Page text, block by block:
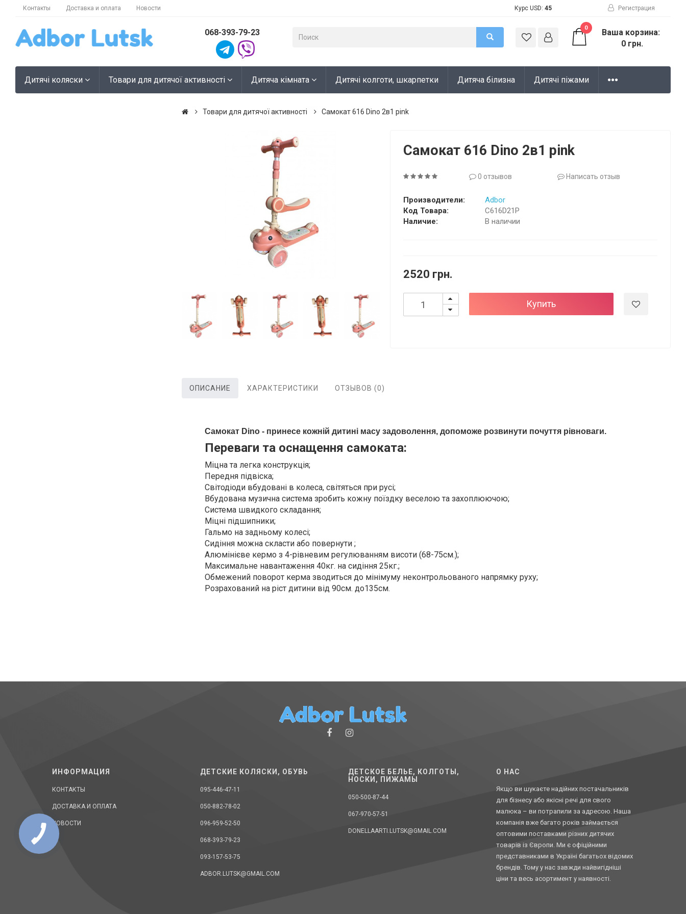
Контакты Доставка и оплата Новости Курс USD: 45 Регистрация
068-393-79-23 0
Ваша корзина:
0 грн.
Дитячі коляски Товари для дитячої активності Дитяча кімната Дитячі колготи, шкарпетки Дитяча білизна Дитячі піжами
Товари для дитячої активності Самокат 616 Dino 2в1 pink
Самокат 616 Dino 2в1 pink
0 отзывов Написать отзыв
Производители:
Adbor
Код Товара:
C616D21P
Наличие:
В наличии
2520 грн.
Купить
ОПИСАНИЕ ХАРАКТЕРИСТИКИ ОТЗЫВОВ (0)
Самокат Dino - принесе кожній дитині масу задоволення, допоможе розвинути почуття рівноваги.
Переваги та оснащення самоката:
Міцна та легка конструкція;
Передня підвіска;
Світодіоди вбудовані в колеса, світяться при русі;
Вбудована музична система зробить кожну поїздку веселою та захоплюючою;
Система швидкого складання;
Міцні підшипники;
Гальмо на задньому колесі;
Сидіння можна скласти або повернути ;
Алюмінієве кермо з 4-рівневим регулюванням висоти (68-75см.);
Максимальне навантаження 40кг. на сидіння 25кг.;
Обмежений поворот керма зводиться до мінімуму неконтрольованого напрямку руху;
Розрахований на ріст дитини від 90см. до135см.
ИНФОРМАЦИЯ
КОНТАКТЫ
ДОСТАВКА И ОПЛАТА
НОВОСТИ
ДЕТСКИЕ КОЛЯСКИ, ОБУВЬ
095-446-47-11
050-882-78-02
096-959-52-50
068-393-79-23
093-157-53-75
ADBOR.LUTSK@GMAIL.COM
ДЕТСКОЕ БЕЛЬЕ, КОЛГОТЫ,
НОСКИ, ПИЖАМЫ
050-500-87-44
067-970-57-51
DONELLAARTI.LUTSK@GMAIL.COM
O НАС
Якщо ви шукаєте надійних постачальників
для бізнесу або якісні речі для свого
малюка – ви потрапили за адресою. Наша
компанія вже багато років займається
оптовими поставками різних дитячих
товарів із Європи. Ми є офіційними
представниками в Україні багатьох відомих
брендів. Тому у нас завжди найвигідніші
ціни та весь асортимент у наявності.